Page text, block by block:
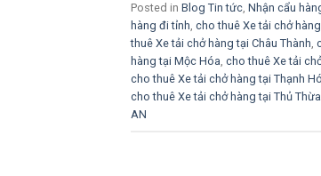
Posted in Blog Tin tức, Nhận cẩu
hàng đi tỉnh, cho thuê Xe tải chở
thuê Xe tải chở hàng tại Châu Thành,
hàng tại Mộc Hóa, cho thuê Xe tải
cho thuê Xe tải chở hàng tại Thạnh
cho thuê Xe tải chở hàng tại Thủ Thừa
AN